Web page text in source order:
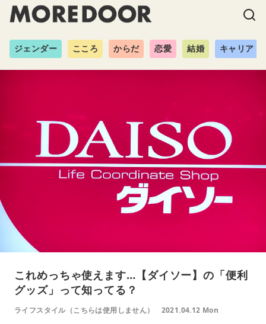
ジェンダー こころ からだ 恋愛 結婚 キャリア
これめっちゃ使えます…【ダイソー】の「便利
グッズ」って知ってる？
ライフスタイル（こちらは使用しません） 2021.04.12 Mon